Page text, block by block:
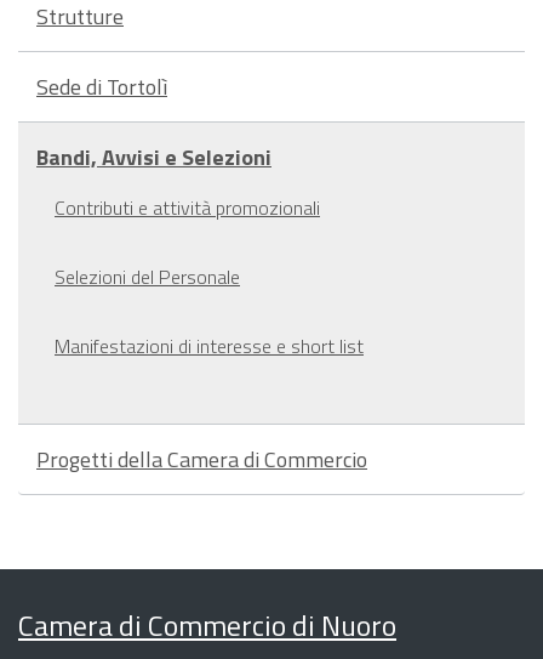
Strutture
Sede di Tortolì
Bandi, Avvisi e Selezioni
Contributi e attività promozionali
Selezioni del Personale
Manifestazioni di interesse e short list
Progetti della Camera di Commercio
Camera di Commercio di Nuoro